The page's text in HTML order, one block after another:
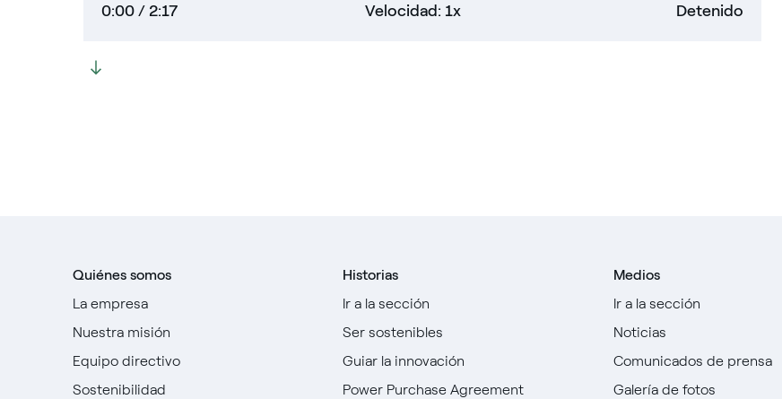
0:00/ 2:17 Velocidad: 1x Detenido
Quiénes somos
La empresa
Nuestra misión
Equipo directivo
Sostenibilidad
Historias
Ir a la sección
Ser sostenibles
Guiar la innovación
Power Purchase Agreement
Medios
Ir a la sección
Noticias
Comunicados de prensa
Galería de fotos